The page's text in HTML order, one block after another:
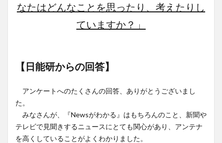
なたはどんなことを思ったり、考えたりし
ていますか？」
【日能研からの回答】
アンケートへのたくさんの回答、ありがとうございまし
た。
みなさんが、『Newsがわかる』はもちろんのこと、新聞や
テレビで見聞きするニュースにとても関心があり、アンテナ
を高くしていることがよくわかりました。